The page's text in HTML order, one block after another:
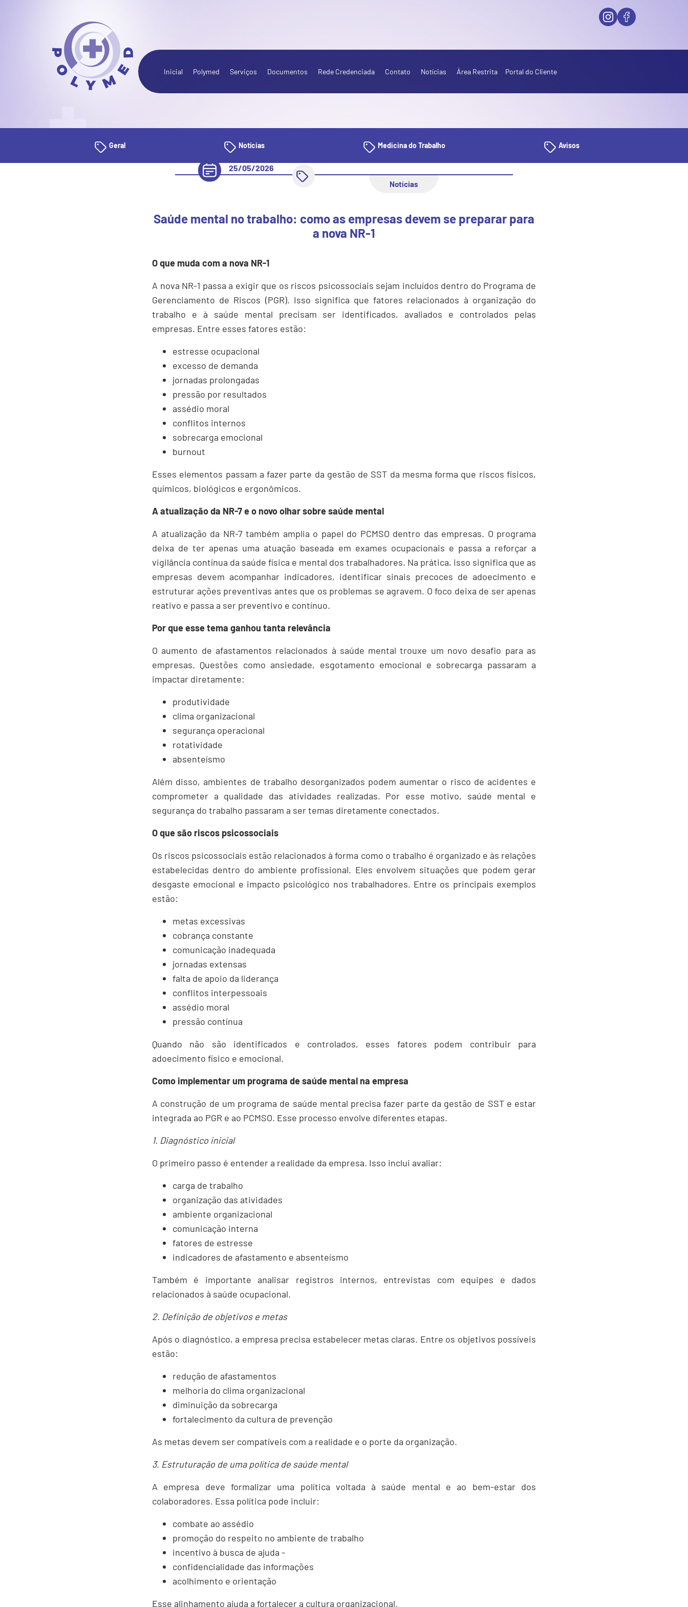
Inicial Polymed Serviços Documentos Rede Credenciada Contato Notícias Área Restrita Portal do Cliente
Geral Notícias Medicina do Trabalho Avisos
25/05/2026
Notícias
Saúde mental no trabalho: como as empresas devem se preparar para
a nova NR-1
O que muda com a nova NR-1
A nova NR-1 passa a exigir que os riscos psicossociais sejam incluídos dentro do Programa de
Gerenciamento de Riscos (PGR). Isso significa que fatores relacionados à organização do
trabalho e à saúde mental precisam ser identificados, avaliados e controlados pelas
empresas. Entre esses fatores estão:
estresse ocupacional
excesso de demanda
jornadas prolongadas
pressão por resultados
assédio moral
conflitos internos
sobrecarga emocional
burnout
Esses elementos passam a fazer parte da gestão de SST da mesma forma que riscos físicos,
químicos, biológicos e ergonômicos.
A atualização da NR-7 e o novo olhar sobre saúde mental
A atualização da NR-7 também amplia o papel do PCMSO dentro das empresas. O programa
deixa de ter apenas uma atuação baseada em exames ocupacionais e passa a reforçar a
vigilância contínua da saúde física e mental dos trabalhadores. Na prática, isso significa que as
empresas devem acompanhar indicadores, identificar sinais precoces de adoecimento e
estruturar ações preventivas antes que os problemas se agravem. O foco deixa de ser apenas
reativo e passa a ser preventivo e contínuo.
Por que esse tema ganhou tanta relevância
O aumento de afastamentos relacionados à saúde mental trouxe um novo desafio para as
empresas. Questões como ansiedade, esgotamento emocional e sobrecarga passaram a
impactar diretamente:
produtividade
clima organizacional
segurança operacional
rotatividade
absenteísmo
Além disso, ambientes de trabalho desorganizados podem aumentar o risco de acidentes e
comprometer a qualidade das atividades realizadas. Por esse motivo, saúde mental e
segurança do trabalho passaram a ser temas diretamente conectados.
O que são riscos psicossociais
Os riscos psicossociais estão relacionados à forma como o trabalho é organizado e às relações
estabelecidas dentro do ambiente profissional. Eles envolvem situações que podem gerar
desgaste emocional e impacto psicológico nos trabalhadores. Entre os principais exemplos
estão:
metas excessivas
cobrança constante
comunicação inadequada
jornadas extensas
falta de apoio da liderança
conflitos interpessoais
assédio moral
pressão contínua
Quando não são identificados e controlados, esses fatores podem contribuir para
adoecimento físico e emocional.
Como implementar um programa de saúde mental na empresa
A construção de um programa de saúde mental precisa fazer parte da gestão de SST e estar
integrada ao PGR e ao PCMSO. Esse processo envolve diferentes etapas.
1. Diagnóstico inicial
O primeiro passo é entender a realidade da empresa. Isso inclui avaliar:
carga de trabalho
organização das atividades
ambiente organizacional
comunicação interna
fatores de estresse
indicadores de afastamento e absenteísmo
Também é importante analisar registros internos, entrevistas com equipes e dados
relacionados à saúde ocupacional.
2. Definição de objetivos e metas
Após o diagnóstico, a empresa precisa estabelecer metas claras. Entre os objetivos possíveis
estão:
redução de afastamentos
melhoria do clima organizacional
diminuição da sobrecarga
fortalecimento da cultura de prevenção
As metas devem ser compatíveis com a realidade e o porte da organização.
3. Estruturação de uma política de saúde mental
A empresa deve formalizar uma política voltada à saúde mental e ao bem-estar dos
colaboradores. Essa política pode incluir:
combate ao assédio
promoção do respeito no ambiente de trabalho
incentivo à busca de ajuda -
confidencialidade das informações
acolhimento e orientação
Esse alinhamento ajuda a fortalecer a cultura organizacional.